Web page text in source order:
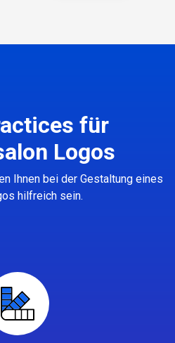
für
Logos
Ihnen bei der Gestaltung eines
hilfreich sein.